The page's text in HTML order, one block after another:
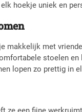
hoekje uniek en
makkelijk met
stoelen
lopen zo prettig in